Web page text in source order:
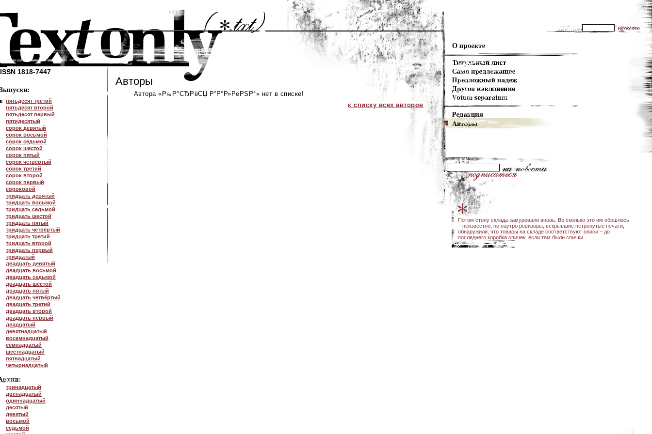
ISSN 1818-7447
пятьдесят третий
пятьдесят второй
пятьдесят первый
пятидесятый
сорок девятый
сорок восьмой
сорок седьмой
сорок шестой
сорок пятый
сорок четвёртый
сорок третий
сорок второй
сорок первый
сороковой
тридцать девятый
тридцать восьмой
тридцать седьмой
тридцать шестой
тридцать пятый
тридцать четвёртый
тридцать третий
тридцать второй
тридцать первый
тридцатый
двадцать девятый
двадцать восьмой
двадцать седьмой
двадцать шестой
двадцать пятый
двадцать четвёртый
двадцать третий
двадцать второй
двадцать первый
двадцатый
девятнадцатый
восемнадцатый
семнадцатый
шестнадцатый
пятнадцатый
четырнадцатый
тринадцатый
двенадцатый
одиннадцатый
десятый
девятый
восьмой
седьмой
Авторы
Автора «РњР°СЂРёСЏ Р“Р°Р»РёРЅР°» нет в списке!
к списку всех авторов
Потом стену склада замуровали вновь. Во сколько это им обошлось
– неизвестно, но наутро ревизоры, вскрывшие нетронутые печати,
обнаружили, что товары на складе соответствуют описи – до
последнего коробка спичек, если там были спички...